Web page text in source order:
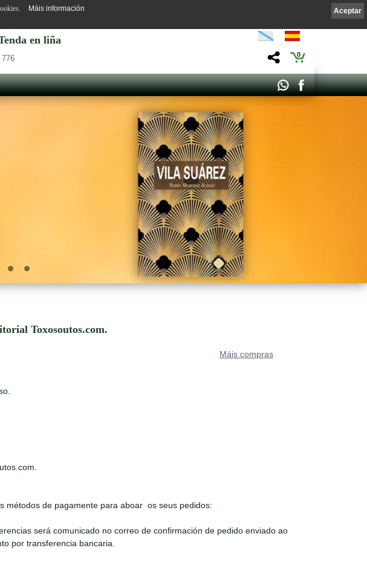
en liña
776 0
Toxosoutos.com.
Máis compras
métodos de pagamente para aboar os seus pedidos:
será comunicado no correo de confirmación de pedido enviado ao
por transferencia bancaria.
Aceptar
Máis información